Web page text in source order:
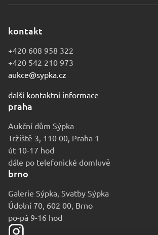
kontakt
+420 608 958 322
+420 542 210 973
aukce@sypka.cz
další kontaktní informace
praha
Aukční dům Sýpka
Tržiště 3, 110 00, Praha 1
út 10-17 hod
dále po telefonické domluvě
brno
Galerie Sýpka, Svatby Sýpka
Údolní 70, 602 00, Brno
po-pá 9-16 hod